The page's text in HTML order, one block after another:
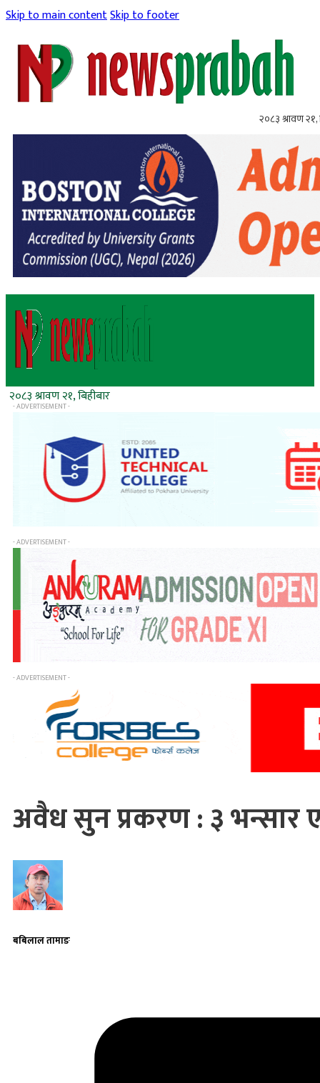
Skip to main contentSkip to footer
२०८३ श्रावण २१,
२०८३ श्रावण २१, बिहीबार
- ADVERTISEMENT -
- ADVERTISEMENT -
- ADVERTISEMENT -
अवैध सुन प्रकरण : ३ भन्सार
बबिलाल तामाङ